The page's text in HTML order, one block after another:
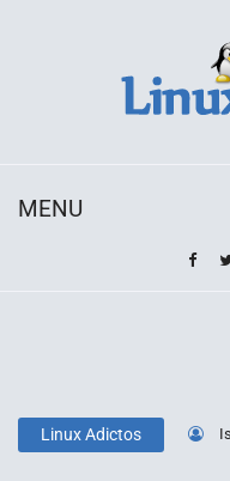
MENU
Linux Adictos